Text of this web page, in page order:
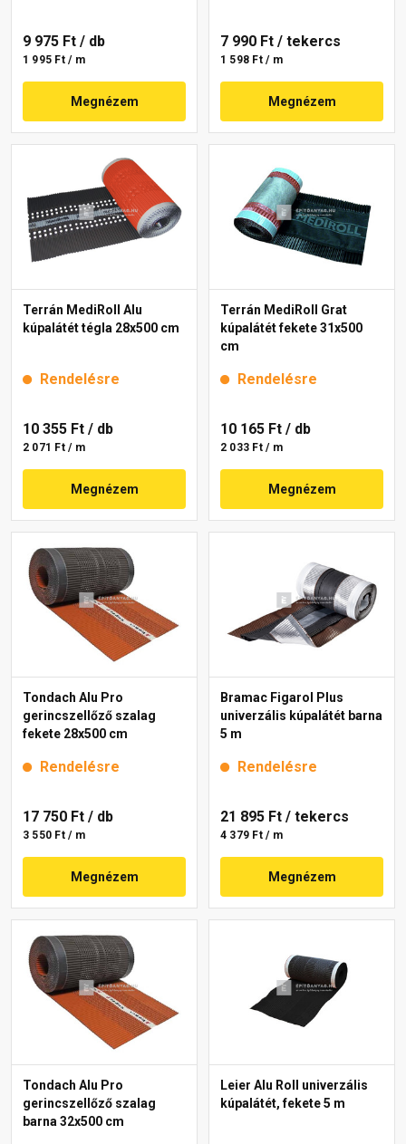
9 975 Ft / db
1 995 Ft / m
Megnézem
7 990 Ft / tekercs
1 598 Ft / m
Megnézem
Terrán MediRoll Alu
kúpalátét tégla 28x500 cm
Rendelésre
10 355 Ft / db
2 071 Ft / m
Megnézem
Terrán MediRoll Grat
kúpalátét fekete 31x500
cm
Rendelésre
10 165 Ft / db
2 033 Ft / m
Megnézem
Tondach Alu Pro
gerincszellőző szalag
fekete 28x500 cm
Rendelésre
17 750 Ft / db
3 550 Ft / m
Megnézem
Bramac Figarol Plus
univerzális kúpalátét barna
5 m
Rendelésre
21 895 Ft / tekercs
4 379 Ft / m
Megnézem
Tondach Alu Pro
gerincszellőző szalag
barna 32x500 cm
Leier Alu Roll univerzális
kúpalátét, fekete 5 m